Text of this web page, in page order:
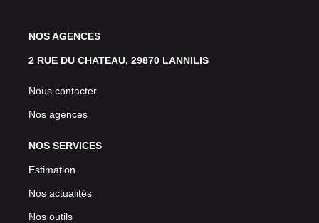
NOS AGENCES
2 RUE DU CHATEAU, 29870 LANNILIS
Nous contacter
Nos agences
NOS SERVICES
Estimation
Nos actualités
Nos outils